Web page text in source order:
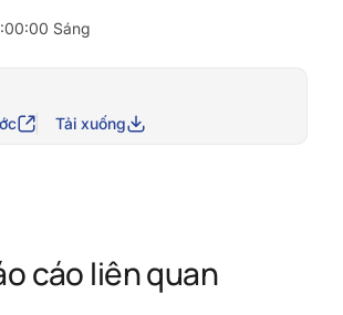
Sáng
Tải xuống
cáo liên quan